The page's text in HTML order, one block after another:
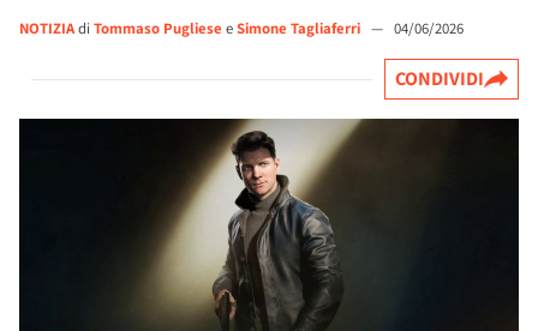
NOTIZIAdi Tommaso Pugliese eSimone Tagliaferri — 04/06/2026
CONDIVIDI